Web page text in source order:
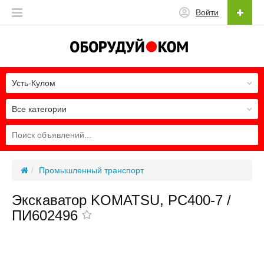
Войти
Все категории
Усть-Кулом
Промышленный транспорт
Экскаватор KOMATSU, PC400-7 /
ПИ602496